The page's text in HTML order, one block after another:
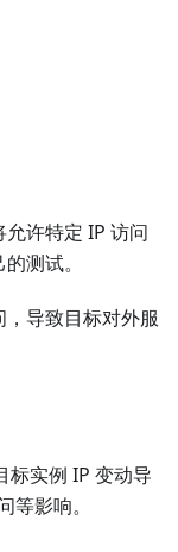
许特定 IP 访问
测试。
导致目标对外服
标实例 IP 变动导
影响。